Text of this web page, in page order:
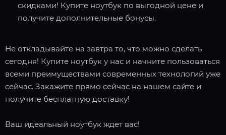
скидками! Купите ноутбук по выгодной цене и
получите дополнительные бонусы.
Не откладывайте на завтра то, что можно сделать
сегодня! Купите ноутбук у нас и начните пользоваться
всеми преимуществами современных технологий уже
сейчас. Закажите прямо сейчас на нашем сайте и
получите бесплатную доставку!
Ваш идеальный ноутбук ждет вас!